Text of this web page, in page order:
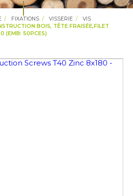
FIXATIONS VISSERIE
VIS
BOIS, TÊTE FRAISÉE,FILET
(EMB: 50PCES)